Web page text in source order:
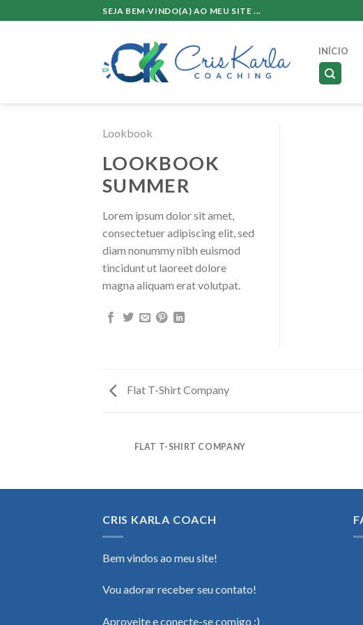
to
SEJA BEM-VINDO(A) AO MEU SITE ...
INÍCIO
Lookbook
LOOKBOOK
SUMMER
Lorem ipsum dolor sit amet,
consectetuer adipiscing elit, sed
diam nonummy nibh euismod
tincidunt ut laoreet dolore
magna aliquam erat volutpat.
Flat T-Shirt Company
FLAT T-SHIRT COMPANY
CRIS KARLA COACH
Bem vindos ao meu site!
Vou adorar receber seu contato!
Aproveite e conecte-se comigo :)